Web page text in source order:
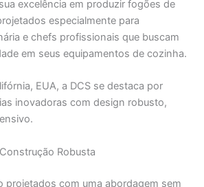
excelência em produzir fogões de
especialmente para
e chefs profissionais que buscam
em seus equipamentos de cozinha.
EUA, a DCS se destaca por
inovadoras com design robusto,
Robusta
projetados com uma abordagem sem